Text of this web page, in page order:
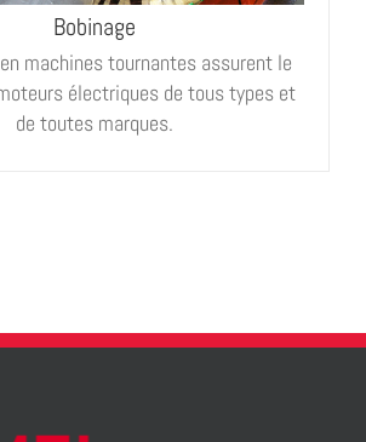
Bobinage
machines tournantes assurent le
électriques de tous types et
de toutes marques.